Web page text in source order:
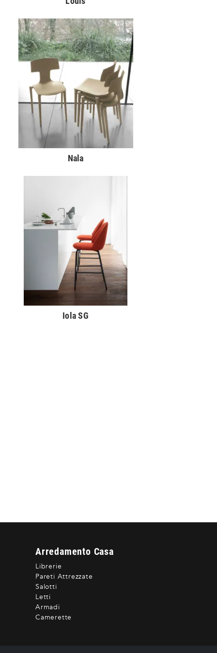
Nala
Iola SG
Arredamento Casa
Librerie
Pareti Attrezzate
Salotti
Letti
Armadi
Camerette